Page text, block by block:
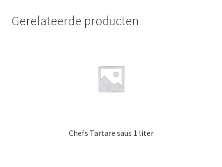
Gerelateerde producten
Chefs Tartare saus 1 liter